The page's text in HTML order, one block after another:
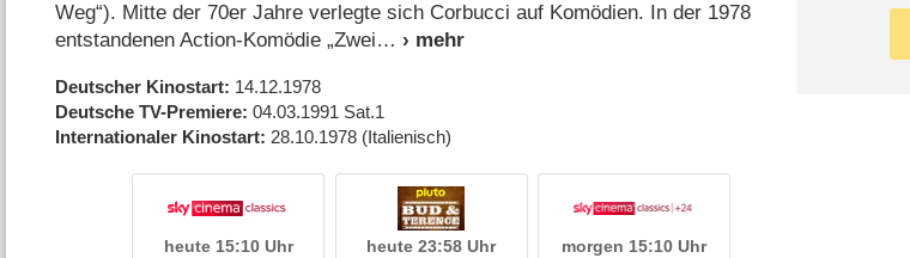
Weg“). Mitte der 70er Jahre verlegte sich Corbucci auf Komödien. In der 1978
entstandenen Action-Komödie „Zwei
Deutscher Kinostart 14.12.1978
Deutsche TV-Premiere 04.03.1991 Sat.1
Internationaler Kinostart 28.10.1978 (Italienisch)
heute 15:10 Uhr heute 23:58 Uhr morgen 15:10 Uhr